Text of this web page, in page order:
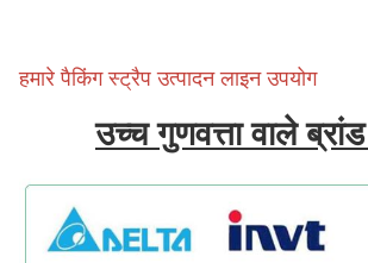
हमारे पैकिंग स्ट्रैप उत्पादन लाइन उपयोग
उच्च गुणवत्ता वाले ब्रांड